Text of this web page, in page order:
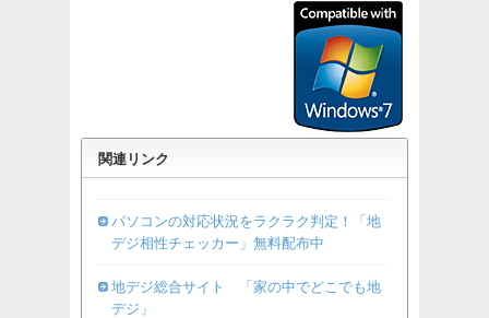
関連リンク
パソコンの対応状況をラクラク判定！「地
デジ相性チェッカー」無料配布中
地デジ総合サイト 「家の中でどこでも地
デジ」